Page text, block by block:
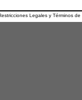
Legales y Términos de